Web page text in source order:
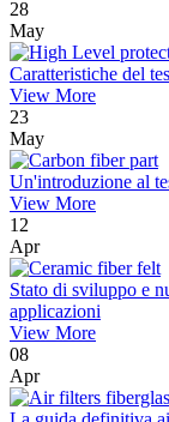
28
May
Caratteristiche del
View More
23
May
Un'introduzione al
View More
12
Apr
Stato di sviluppo e
applicazioni
View More
08
Apr